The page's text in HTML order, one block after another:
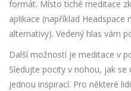
formát. Místo tiché meditace
aplikace (například Headspace
alternativy). Vedený hlas vám
Další možností je meditace v
Sledujte pocity v nohou, jak
jednou inspirací. Pro některé